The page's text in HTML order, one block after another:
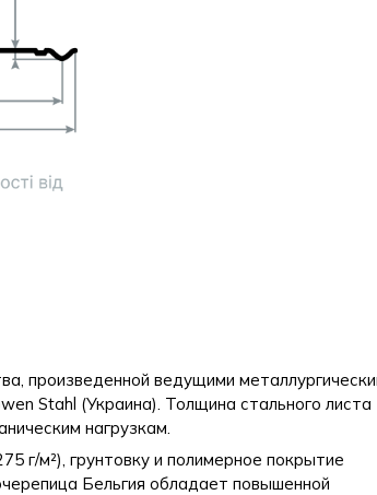
произведенной ведущими
Stahl (Украина). Толщина стального листа
нагрузкам.
г/м²), грунтовку и полимерное покрытие
Бельгия обладает повышенной